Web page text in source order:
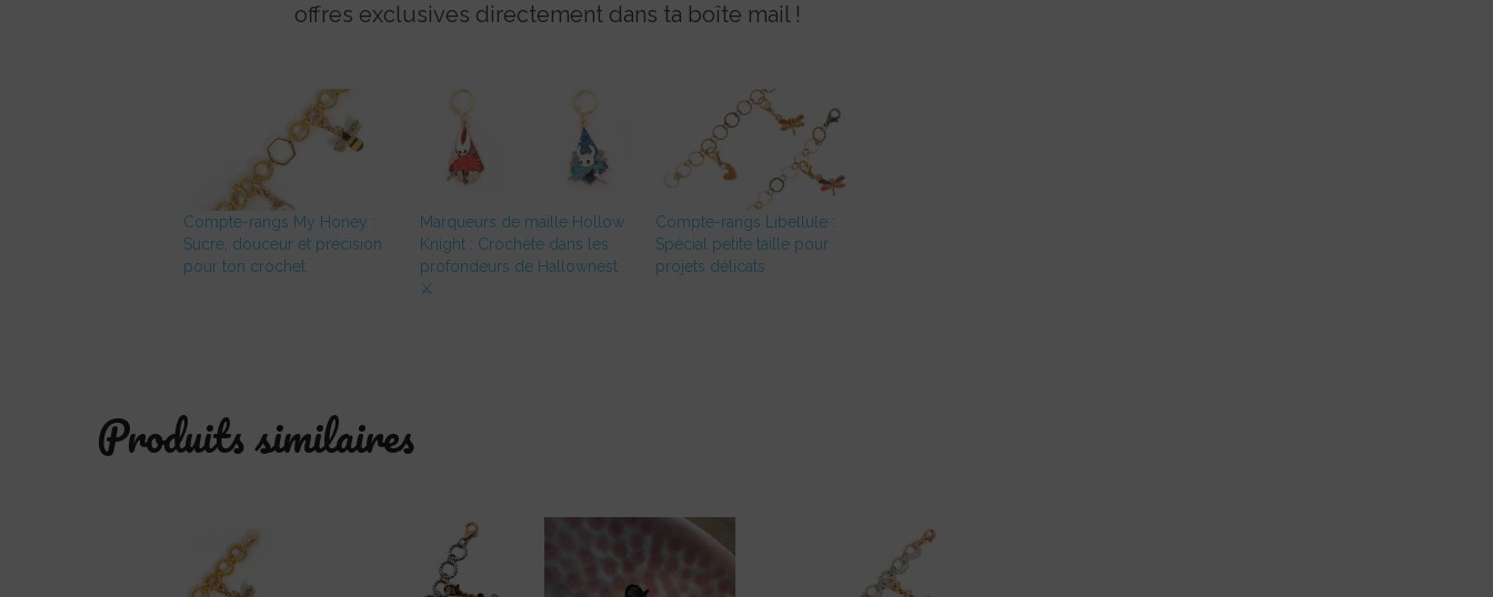
offres exclusives directement dans ta boîte mail !
Compte-rangs My Honey :
Sucre, douceur et précision
pour ton crochet
Marqueurs de maille Hollow
Knight : Crochète dans les
profondeurs de Hallownest
⚔️
Compte-rangs Libellule :
Spécial petite taille pour
projets délicats
Produits similaires